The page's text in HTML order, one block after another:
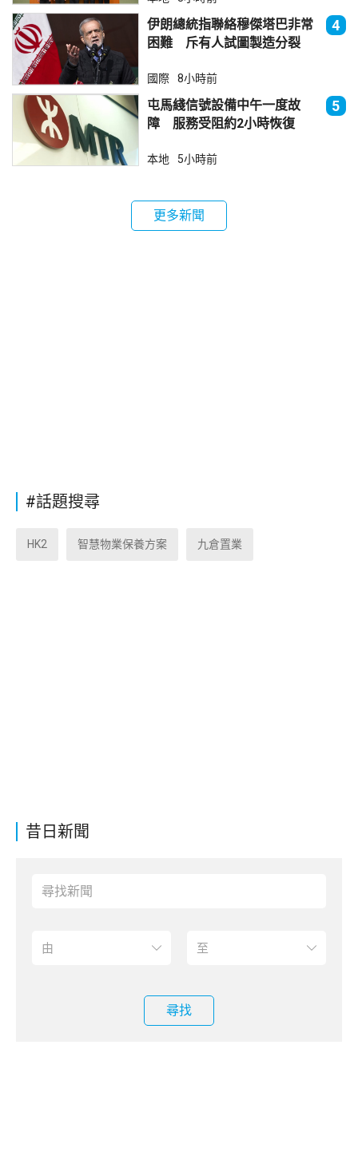
昔日新聞
尋找
伊朗總統指聯絡穆傑塔巴非常
困難 斥有人試圖製造分裂
4
國際 8小時前
屯馬綫信號設備中午一度故
障 服務受阻約2小時恢復
5
本地 5小時前
更多新聞
#話題搜尋
HK2 智慧物業保養方案 九倉置業